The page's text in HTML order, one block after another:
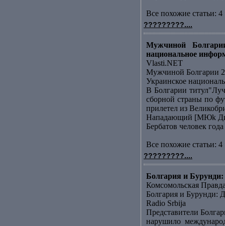
Все похожие статьи: 4
?????????....
Мужчиной
национальное
Vlasti.NET
Мужчиной Болгарии
Украинское
В Болгарии
сборной страны по
прилетел из
Нападающий [МЮk
Бербатов человек
Все похожие статьи: 4
?????????....
Болгария и Бурунди:
Комсомольская
Болгария и Бурунди:
Radio Srbija
Представители
нарушило